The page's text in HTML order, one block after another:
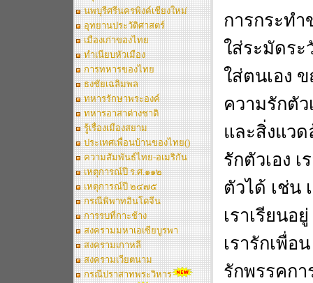
นพบุรีศรีนครพิงค์เชียงใหม่
อุทยานประวัติศาสตร์
เมืองเก่าของไทย
ทำเนียบหัวเมือง
การทหารของไทย
ธงชัยเฉลิมพล
ทหารรักษาพระองค์
ทหารอาสาต่างชาติ
รู้เรื่องเมืองสยาม
ประเทศเพื่อนบ้านของไทย()
ความสัมพันธ์ไทย-อเมริกัน
เหตุการณ์ปี ร.ศ.๑๑๒
เหตุการณ์ปี ๒๔๗๕
กรณีพิพาทอินโดจีน
การรบที่กาะช้าง
สงครามมหาเอเซียบูรพา
สงครามเกาหลี
สงครามเวียตนาม
กรณีปราสาทพระวิหาร
การกระทำ
ใส่ระมัดระ
ใส่ตนเอง
ความรักตัว
และสิ่งแวด
รักตัวเอง
ตัวได้ เช่น
เราเรียนอยู่
เรารักเพื่อ
รักพรรคกา